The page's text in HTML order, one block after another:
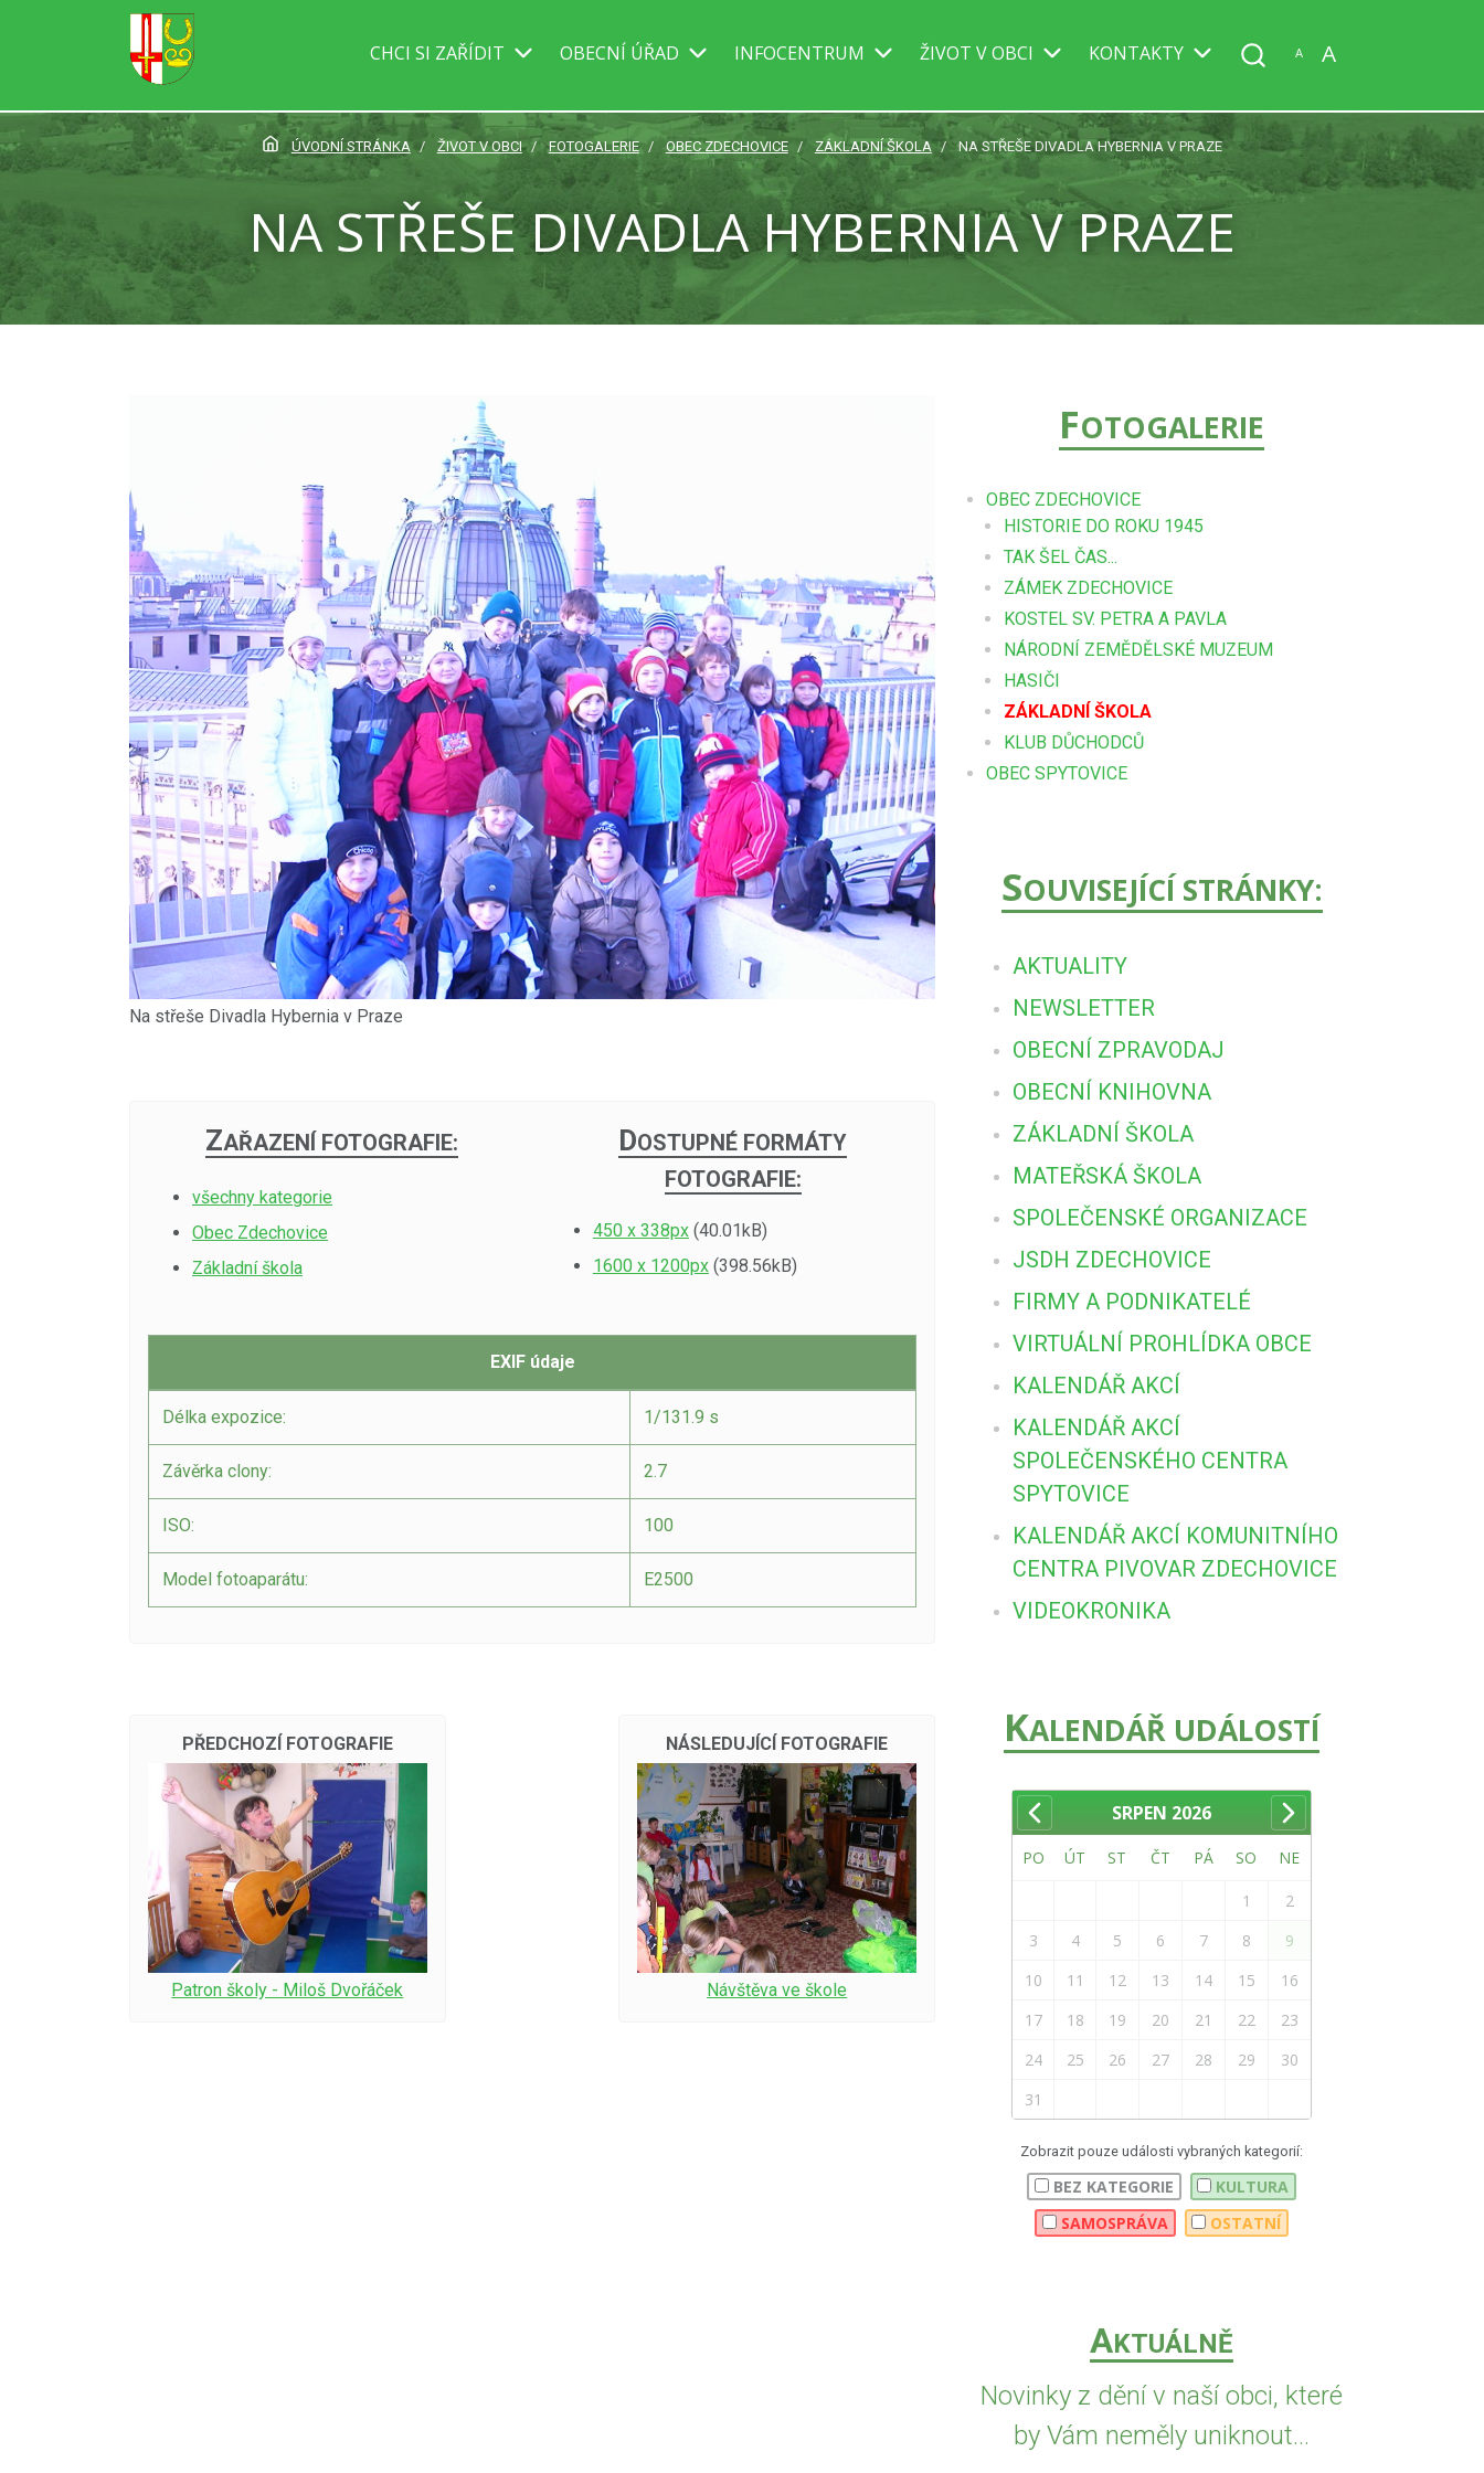
CHCI SI ZAŘÍDIT OBECNÍ ÚŘAD INFOCENTRUM ŽIVOT V OBCI KONTAKTY A A
ÚVODNÍ STRÁNKA ŽIVOT V OBCI FOTOGALERIE OBEC ZDECHOVICE ZÁKLADNÍ ŠKOLA NA STŘEŠE DIVADLA HYBERNIA V PRAZE
NA STŘEŠE DIVADLA HYBERNIA V PRAZE
Na střeše Divadla Hybernia v Praze
ZAŘAZENÍ FOTOGRAFIE:
všechny kategorie
Obec Zdechovice
Základní škola
DOSTUPNÉ FORMÁTY
FOTOGRAFIE:
450 x 338px (40.01kB)
1600 x 1200px (398.56kB)
EXIF údaje
Délka expozice: 1/131.9 s
Závěrka clony: 2.7
ISO: 100
Model fotoaparátu: E2500
PŘEDCHOZÍ FOTOGRAFIE
Patron školy - Miloš Dvořáček
NÁSLEDUJÍCÍ FOTOGRAFIE
Návštěva ve škole
FOTOGALERIE
OBEC ZDECHOVICE
HISTORIE DO ROKU 1945
TAK ŠEL ČAS...
ZÁMEK ZDECHOVICE
KOSTEL SV. PETRA A PAVLA
NÁRODNÍ ZEMĚDĚLSKÉ MUZEUM
HASIČI
ZÁKLADNÍ ŠKOLA
KLUB DŮCHODCŮ
OBEC SPYTOVICE
SOUVISEJÍCÍ STRÁNKY:
AKTUALITY
NEWSLETTER
OBECNÍ ZPRAVODAJ
OBECNÍ KNIHOVNA
ZÁKLADNÍ ŠKOLA
MATEŘSKÁ ŠKOLA
SPOLEČENSKÉ ORGANIZACE
JSDH ZDECHOVICE
FIRMY A PODNIKATELÉ
VIRTUÁLNÍ PROHLÍDKA OBCE
KALENDÁŘ AKCÍ
KALENDÁŘ AKCÍ
SPOLEČENSKÉHO CENTRA
SPYTOVICE
KALENDÁŘ AKCÍ KOMUNITNÍHO
CENTRA PIVOVAR ZDECHOVICE
VIDEOKRONIKA
KALENDÁŘ UDÁLOSTÍ
SRPEN 2026
PO ÚT ST ČT PÁ SO NE
1
2
3
4 5 6 7 8
9
10
11 12 13 14 15
16
17
18 19 20 21 22
23
24
25 26 27 28 29
30
31
Zobrazit pouze události vybraných kategorií:
BEZ KATEGORIE
KULTURA
SAMOSPRÁVA
OSTATNÍ
AKTUÁLNĚ
Novinky z dění v naší obci, které
by Vám neměly uniknout...